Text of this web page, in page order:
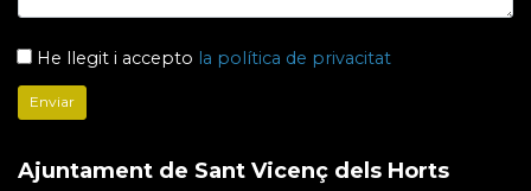
He llegit i accepto la política de privacitat
Ajuntament de Sant Vicenç dels Horts